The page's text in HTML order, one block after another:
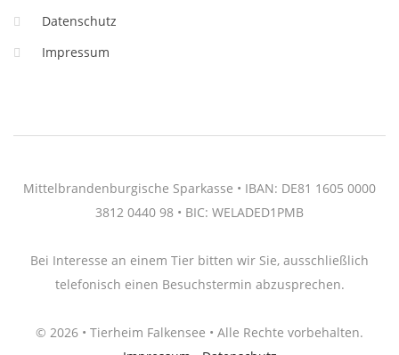
Datenschutz
Impressum
Mittelbrandenburgische Sparkasse • IBAN: DE81 1605 0000
3812 0440 98 • BIC: WELADED1PMB
Bei Interesse an einem Tier bitten wir Sie, ausschließlich
telefonisch einen Besuchstermin abzusprechen.
© 2026 • Tierheim Falkensee • Alle Rechte vorbehalten.